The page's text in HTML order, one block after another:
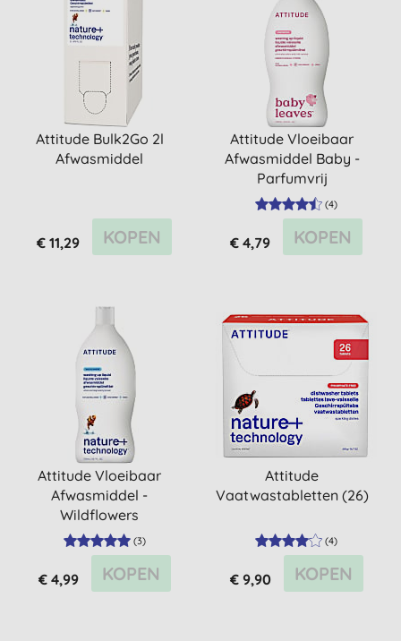
Attitude Bulk2Go 2l
Afwasmiddel
€ 11,29 KOPEN
Attitude Vloeibaar
Afwasmiddel Baby -
Parfumvrij
(4)
€ 4,79 KOPEN
Attitude Vloeibaar
Afwasmiddel -
Wildflowers
(3)
€ 4,99 KOPEN
Attitude
Vaatwastabletten (26)
(4)
€ 9,90 KOPEN